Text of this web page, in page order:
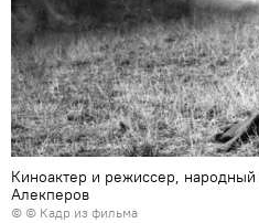
Киноактер и режиссер,
Алекперов
© © Кадр из фильма